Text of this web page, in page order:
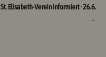
St. Elisabeth-Verein informiert · 26.6.
→